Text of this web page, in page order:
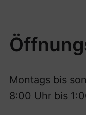
Montags bis
8:00 Uhr bis